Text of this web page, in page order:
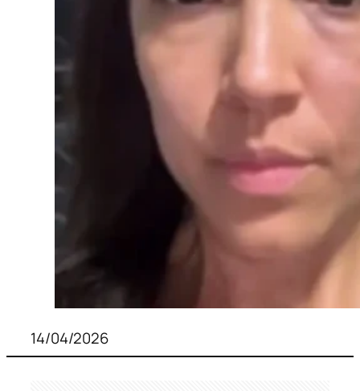
14/04/2026